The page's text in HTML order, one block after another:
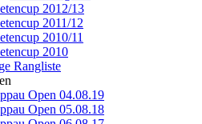
2012/13
2011/12
2010/11
2010
Rangliste
Open 04.08.19
Open 05.08.18